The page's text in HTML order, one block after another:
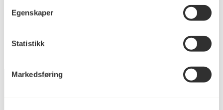
Egenskaper
Statistikk
Markedsføring